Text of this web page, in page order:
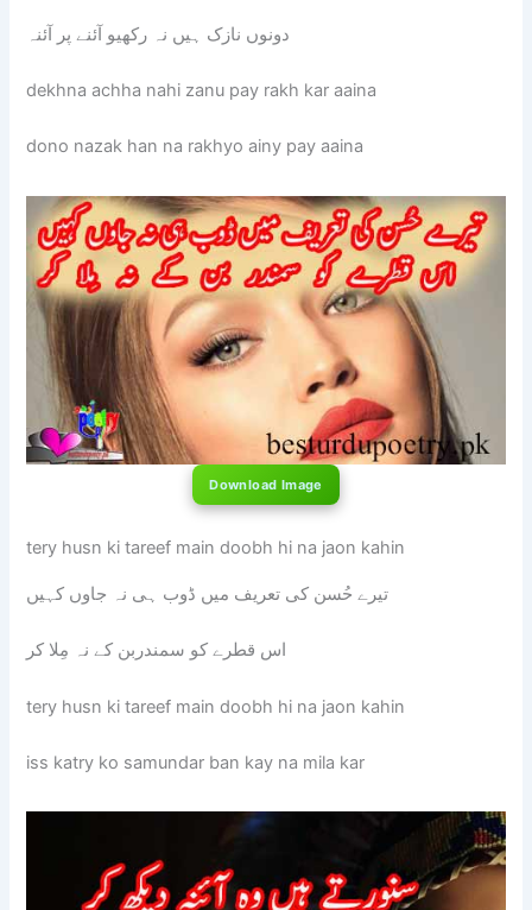
دونوں نازک ہیں نہ رکھیو آئنے پر آئنہ
dekhna achha nahi zanu pay rakh kar aaina
dono nazak han na rakhyo ainy pay aaina
Download Image
tery husn ki tareef main doobh hi na jaon kahin
تیرے حُسن کی تعریف میں ڈوب ہی نہ جاوں کہیں
اس قطرے کو سمندربن کے نہ مِلا کر
tery husn ki tareef main doobh hi na jaon kahin
iss katry ko samundar ban kay na mila kar